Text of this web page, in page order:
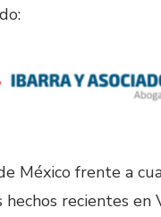
México frente a
hechos recientes